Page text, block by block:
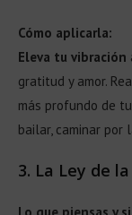
Cómo aplicarla:
Eleva tu vibración
gratitud y amor.
más profundo de
bailar, caminar por
3. La Ley de